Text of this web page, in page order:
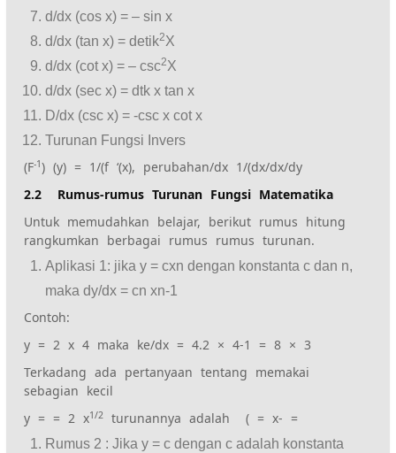
d/dx (cos x) = – sin x
d/dx (tan x) = detik2X
d/dx (cot x) = – csc2X
d/dx (sec x) = dtk x tan x
D/dx (csc x) = -csc x cot x
Turunan Fungsi Invers
(F-1) (y) = 1/(f ‘(x), perubahan/dx 1/(dx/dx/dy
2.2 Rumus-rumus Turunan Fungsi Matematika
Untuk memudahkan belajar, berikut rumus hitung
rangkumkan berbagai rumus rumus turunan.
Aplikasi 1: jika y = cxn dengan konstanta c dan n,
maka dy/dx = cn xn-1
Contoh:
y = 2 x 4 maka ke/dx = 4.2 × 4-1 = 8 × 3
Terkadang ada pertanyaan tentang memakai
sebagian kecil
y = = 2 x1/2 turunannya adalah ( = x- =
Rumus 2 : Jika y = c dengan c adalah konstanta